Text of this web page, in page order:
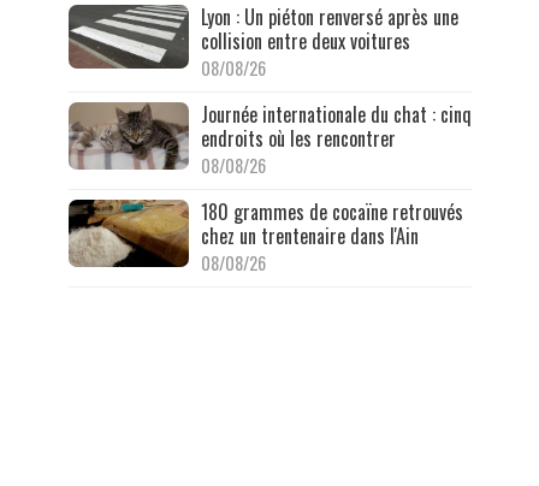
Lyon : Un piéton renversé après une
collision entre deux voitures
08/08/26
Journée internationale du chat : cinq
endroits où les rencontrer
08/08/26
180 grammes de cocaïne retrouvés
chez un trentenaire dans l'Ain
08/08/26